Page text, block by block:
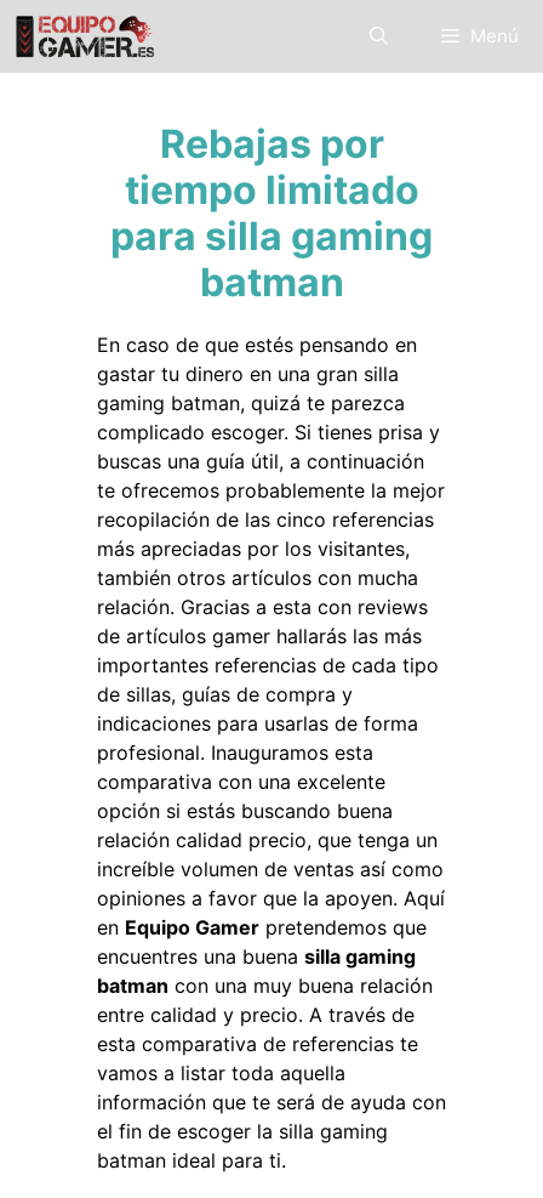
Saltar
contenido
Menú
Rebajas por
tiempo limitado
para silla gaming
batman
En caso de que estés pensando en
gastar tu dinero en una gran silla
gaming batman, quizá te parezca
complicado escoger. Si tienes prisa y
buscas una guía útil, a continuación
te ofrecemos probablemente la mejor
recopilación de las cinco referencias
más apreciadas por los visitantes,
también otros artículos con mucha
relación. Gracias a esta con reviews
de artículos gamer hallarás las más
importantes referencias de cada tipo
de sillas, guías de compra y
indicaciones para usarlas de forma
profesional. Inauguramos esta
comparativa con una excelente
opción si estás buscando buena
relación calidad precio, que tenga un
increíble volumen de ventas así como
opiniones a favor que la apoyen. Aquí
en Equipo Gamer pretendemos que
encuentres una buena silla gaming
batman con una muy buena relación
entre calidad y precio. A través de
esta comparativa de referencias te
vamos a listar toda aquella
información que te será de ayuda con
el fin de escoger la silla gaming
batman ideal para ti.